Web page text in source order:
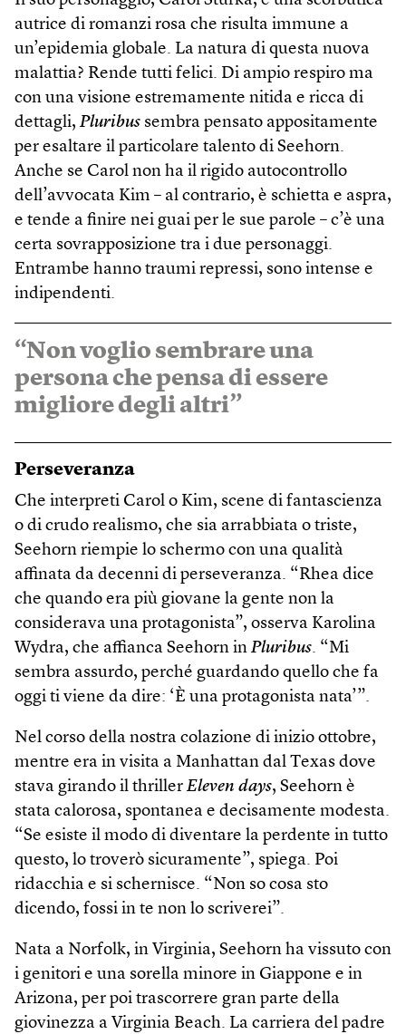
autrice di romanzi rosa che risulta immune a
un’epidemia globale. La natura di questa nuova
malattia? Rende tutti felici. Di ampio respiro ma
con una visione estremamente nitida e ricca di
dettagli, Pluribus sembra pensato appositamente
per esaltare il particolare talento di Seehorn.
Anche se Carol non ha il rigido autocontrollo
dell’avvocata Kim – al contrario, è schietta e aspra,
e tende a finire nei guai per le sue parole – c’è una
certa sovrapposizione tra i due personaggi.
Entrambe hanno traumi repressi, sono intense e
indipendenti.
“Non voglio sembrare una
persona che pensa di essere
migliore degli altri”
Perseveranza
Che interpreti Carol o Kim, scene di fantascienza
o di crudo realismo, che sia arrabbiata o triste,
Seehorn riempie lo schermo con una qualità
affinata da decenni di perseveranza. “Rhea dice
che quando era più giovane la gente non la
considerava una protagonista”, osserva Karolina
Wydra, che affianca Seehorn in Pluribus. “Mi
sembra assurdo, perché guardando quello che fa
oggi ti viene da dire: ‘È una protagonista nata’”.
Nel corso della nostra colazione di inizio ottobre,
mentre era in visita a Manhattan dal Texas dove
stava girando il thriller Eleven days, Seehorn è
stata calorosa, spontanea e decisamente modesta.
“Se esiste il modo di diventare la perdente in tutto
questo, lo troverò sicuramente”, spiega. Poi
ridacchia e si schernisce. “Non so cosa sto
dicendo, fossi in te non lo scriverei”.
Nata a Norfolk, in Virginia, Seehorn ha vissuto con
i genitori e una sorella minore in Giappone e in
Arizona, per poi trascorrere gran parte della
giovinezza a Virginia Beach. La carriera del padre